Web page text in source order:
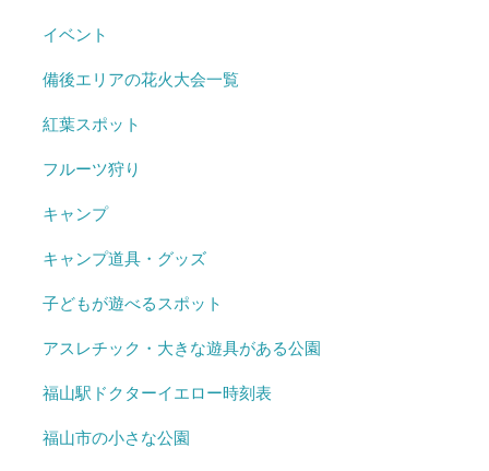
イベント
備後エリアの花火大会一覧
紅葉スポット
フルーツ狩り
キャンプ
キャンプ道具・グッズ
子どもが遊べるスポット
アスレチック・大きな遊具がある公園
福山駅ドクターイエロー時刻表
福山市の小さな公園